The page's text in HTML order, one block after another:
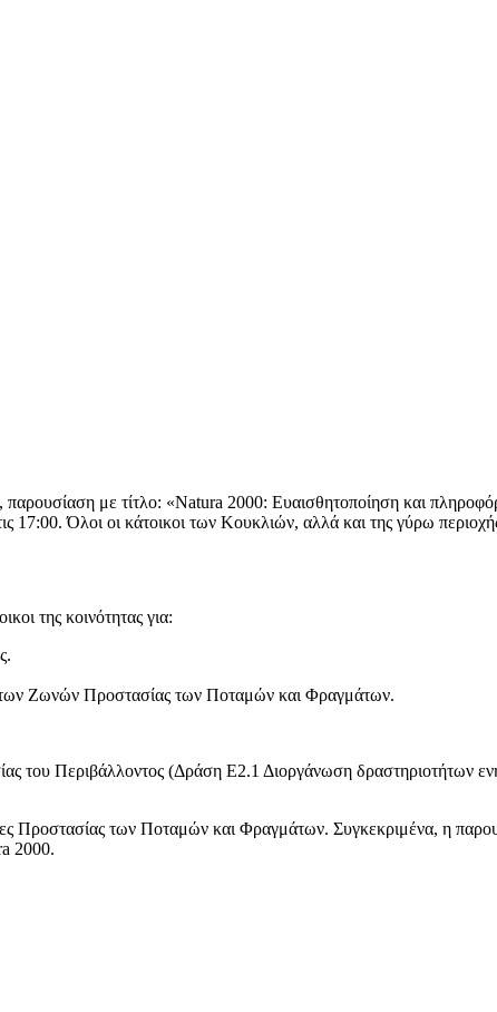
με τίτλο: «Natura 2000: Ευαισθητοποίηση και
17:00. Όλοι οι κάτοικοι των Κουκλιών, αλλά και της γύρω
της κοινότητας για:
Ζωνών Προστασίας των Ποταμών και Φραγμάτων.
του Περιβάλλοντος (Δράση Ε2.1 Διοργάνωση δραστηριοτήτων
Προστασίας των Ποταμών και Φραγμάτων. Συγκεκριμένα, η
2000.